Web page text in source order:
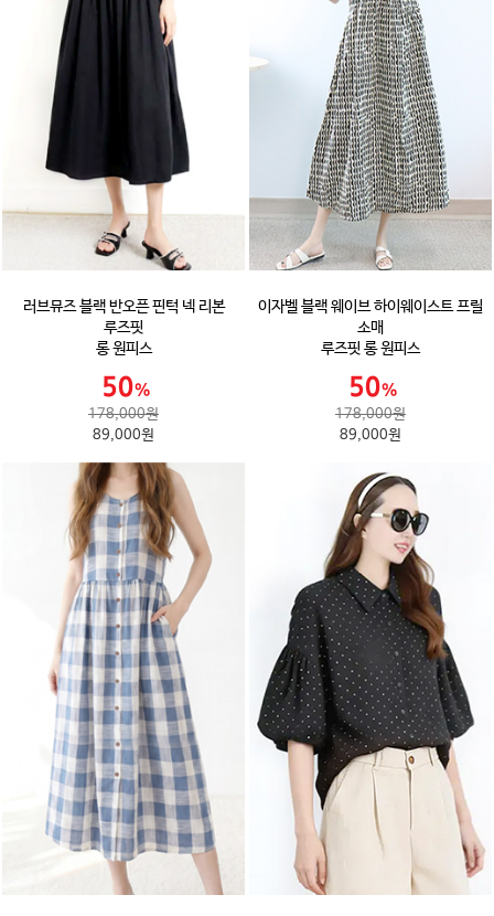
러브뮤즈 블랙 반오픈 핀턱 넥 리본
루즈핏
롱 원피스
178,000원
89,000원
이자벨 블랙 웨이브 하이웨이스트 프릴
소매
루즈핏 롱 원피스
178,000원
89,000원